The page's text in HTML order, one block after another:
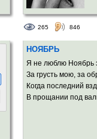
265 846
НОЯБРЬ
Я не люблю Ноябрь
За грусть мою, за
Когда последний
В прощании под